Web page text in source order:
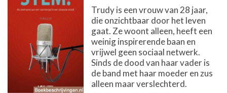
Trudy is een vrouw van 28 jaar,
die onzichtbaar door het leven
gaat. Ze woont alleen, heeft een
weinig inspirerende baan en
vrijwel geen sociaal netwerk.
Sinds de dood van haar vader is
de band met haar moeder en zus
alleen maar verslechterd.